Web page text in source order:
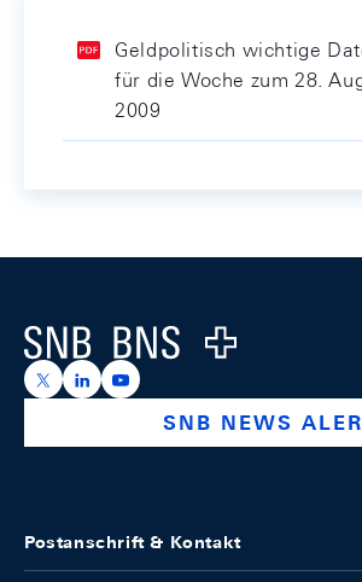
Geldpolitisch wichtige
für die Woche zum 28.
2009
Logo
https://x.com/snb_bns
https://ch.linkedin.com/
https://www.youtube.com/
SNB NEWS
Postanschrift & Kontakt